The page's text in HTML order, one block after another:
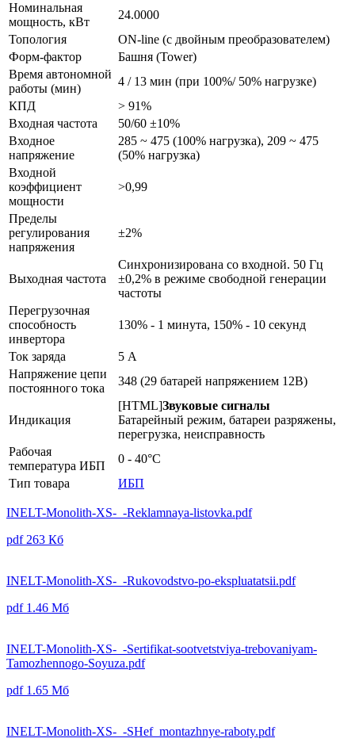
Номинальная
мощность, кВт
24.0000
Топология
ON-line (с двойным преобразователем)
Форм-фактор
Башня (Tower)
Время автономной
работы (мин)
4 / 13 мин (при 100%/ 50% нагрузке)
КПД
> 91%
Входная частота
50/60 ±10%
Входное
напряжение
285 ~ 475 (100% нагрузка), 209 ~ 475
(50% нагрузка)
Входной
коэффициент
мощности
>0,99
Пределы
регулирования
напряжения
±2%
Выходная частота
Синхронизирована со входной. 50 Гц
±0,2% в режиме свободной генерации
частоты
Перегрузочная
способность
инвертора
130% - 1 минута, 150% - 10 секунд
Ток заряда
5 А
Напряжение цепи
постоянного тока
348 (29 батарей напряжением 12В)
Индикация
[HTML]Звуковые сигналы
Батарейный режим, батареи разряжены,
перегрузка, неисправность
Рабочая
температура ИБП
0 - 40°С
Тип товара
ИБП
INELT-Monolith-XS-_-Reklamnaya-listovka.pdf
pdf 263 Кб
INELT-Monolith-XS-_-Rukovodstvo-po-ekspluatatsii.pdf
pdf 1.46 Мб
INELT-Monolith-XS-_-Sertifikat-sootvetstviya-trebovaniyam-
Tamozhennogo-Soyuza.pdf
pdf 1.65 Мб
INELT-Monolith-XS-_-SHef_montazhnye-raboty.pdf